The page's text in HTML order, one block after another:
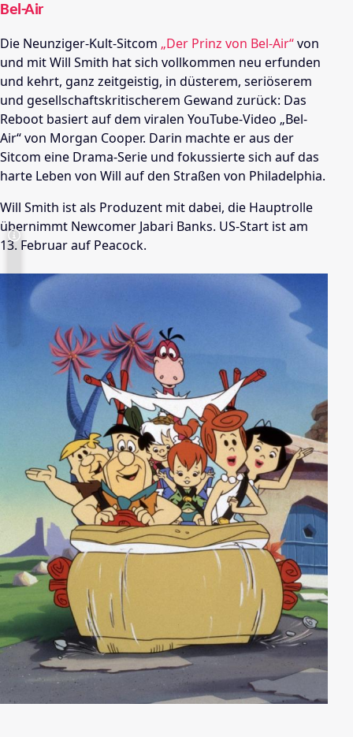
Bel-Air
Die Neunziger-Kult-Sitcom „Der Prinz von Bel-Air“von
und mit Will Smith hat sich vollkommen neu erfunden
und kehrt, ganz zeitgeistig, in düsterem, seriöserem
und gesellschaftskritischerem Gewand zurück: Das
Reboot basiert auf dem viralen YouTube-Video „Bel-
Air“ von Morgan Cooper. Darin machte er aus der
Sitcom eine Drama-Serie und fokussierte sich auf das
harte Leben von Will auf den Straßen von Philadelphia.
Will Smith ist als Produzent mit dabei, die Hauptrolle
übernimmt Newcomer Jabari Banks. US-Start ist am
13. Februar auf Peacock.